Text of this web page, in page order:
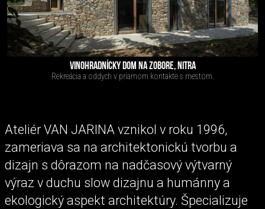
VINOHRADNÍCKY DOM NA ZOBORE, NITRA
Rekreácia a oddych v priamom kontakte s mestom.
Ateliér VAN JARINA vznikol v roku 1996,
zameriava sa na architektonickú tvorbu a
dizajn s dôrazom na nadčasový výtvarný
výraz v duchu slow dizajnu a humánny a
ekologický aspekt architektúry. Špecializuje